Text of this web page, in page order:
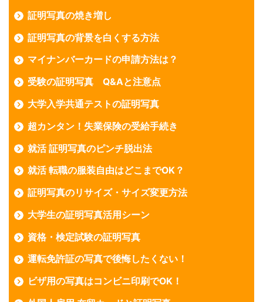
証明写真の焼き増し
証明写真の背景を白くする方法
マイナンバーカードの申請方法は？
受験の証明写真 Q&Aと注意点
大学入学共通テストの証明写真
超カンタン！失業保険の受給手続き
就活 証明写真のピンチ脱出法
就活 転職の服装自由はどこまでOK？
証明写真のリサイズ・サイズ変更方法
大学生の証明写真活用シーン
資格・検定試験の証明写真
運転免許証の写真で後悔したくない！
ビザ用の写真はコンビニ印刷でOK！